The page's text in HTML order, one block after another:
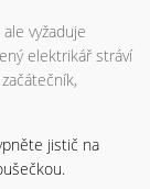
vyžaduje
elektrikář stráví
jistič na